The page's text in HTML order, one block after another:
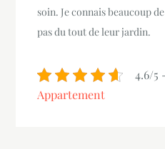
soin. Je connais beaucoup
pas du tout de leur jardin.
4.6/5
Appartement